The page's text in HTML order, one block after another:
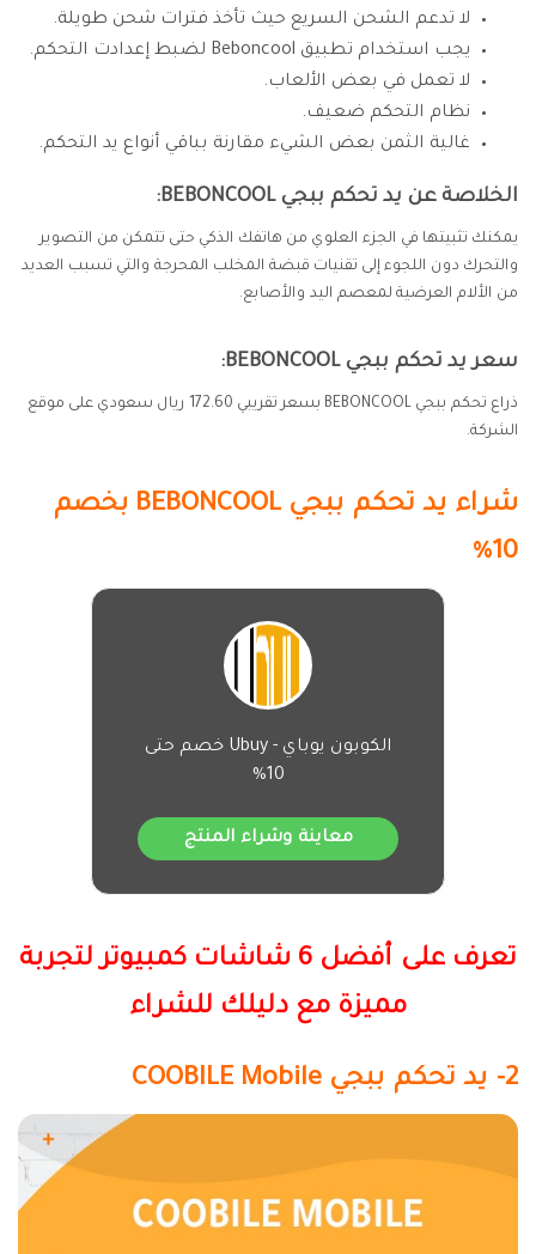
لا تدعم الشحن السريع حيث تأخذ فترات شحن طويلة.
يجب استخدام تطبيق Beboncool لضبط إعدادت التحكم.
لا تعمل في بعض الألعاب.
نظام التحكم ضعيف.
غالية الثمن بعض الشيء مقارنة بباقي أنواع يد التحكم.
الخلاصة عن يد تحكم ببجي BEBONCOOL:
يمكنك تثبيتها في الجزء العلوي من هاتفك الذكي حتى تتمكن من التصوير
والتحرك دون اللجوء إلى تقنيات قبضة المخلب المحرجة والتي تسبب العديد
من الألام العرضية لمعصم اليد والأصابع.
سعر يد تحكم ببجي BEBONCOOL:
ذراع تحكم ببجي BEBONCOOL بسعر تقريبي 172.60 ريال سعودي على موقع
الشركة.
شراء يد تحكم ببجي BEBONCOOL
بخصم
10%
الكوبون يوباي - Ubuy خصم حتى
10%
معاينة وشراء المنتج
تعرف على أفضل 6 شاشات كمبيوتر لتجربة
مميزة مع دليلك للشراء
2- يد تحكم ببجي COOBILE Mobile